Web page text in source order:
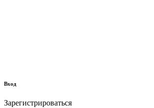
Вход
Зарегистрироваться